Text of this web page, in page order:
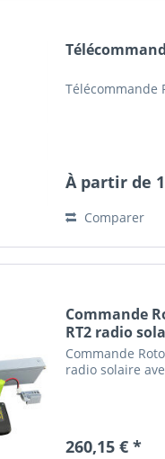
Télécommande
À partir de
Comparer
Commande
RT2 radio
Commande
radio solaire
260,15 € *